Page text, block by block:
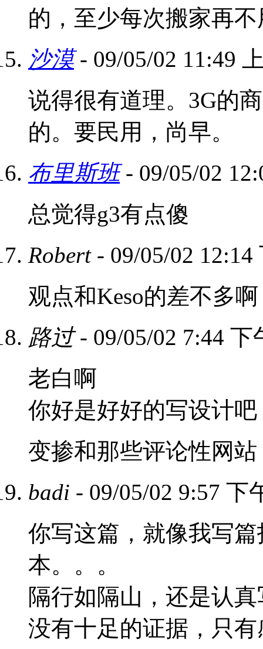
的，至少每次搬家再
沙漠- 09/05/02 11:49
说得很有道理。3G的
的。要民用，尚早。
布里斯班- 09/05/02
总觉得g3有点傻
Robert- 09/05/02 12:14
观点和Keso的差不多
路过- 09/05/02 7:44 下
老白啊
你好是好好的写设计吧
变掺和那些评论性网
badi - 09/05/02 9:57 下
你写这篇，就像我写
本。。。
隔行如隔山，还是认
没有十足的证据，只